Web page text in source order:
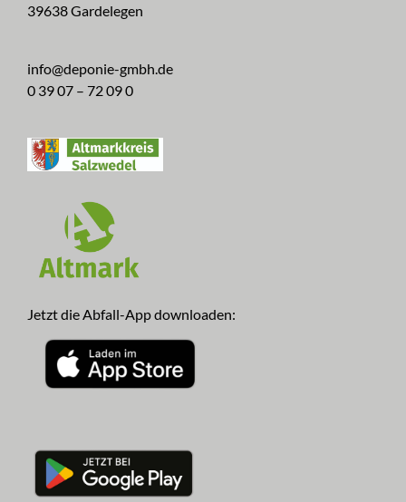
39638 Gardelegen
info@deponie-gmbh.de
0 39 07 – 72 09 0
Jetzt die Abfall-App downloaden: